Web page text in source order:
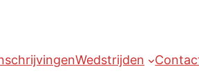
Wedstrijden